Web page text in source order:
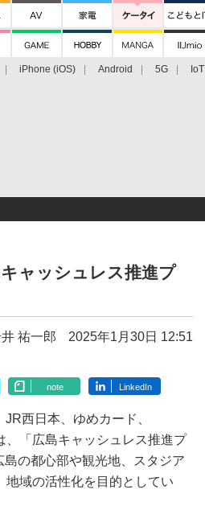
iPhone (iOS) Android 5G IoT
ャッシュレス推進プ
祐一郎 2025年1月30日 12:51
note LinkedIn
西日本、ゆめカード、
、「広島キャッシュレス推進プ
の都心部や観光地、スタジア
地域の活性化を目的としてい